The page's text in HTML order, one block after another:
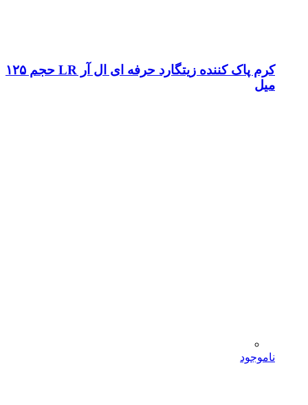
کرم پاک کننده زیتگارد حرفه ای ال آر LR حجم ۱۲۵
میل
ناموجود